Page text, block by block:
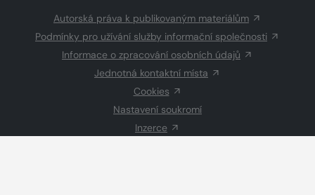
Autorská práva k publikovaným materiálům
Podmínky pro užívání služby informační společnosti
Informace o zpracování osobních údajů
Jednotná kontaktní místa
Cookies
Nastavení soukromí
Inzerce